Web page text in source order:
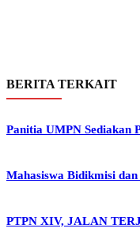
BERITA TERKAIT
Panitia UMPN Sediakan
Mahasiswa Bidikmisi
PTPN XIV, JALAN